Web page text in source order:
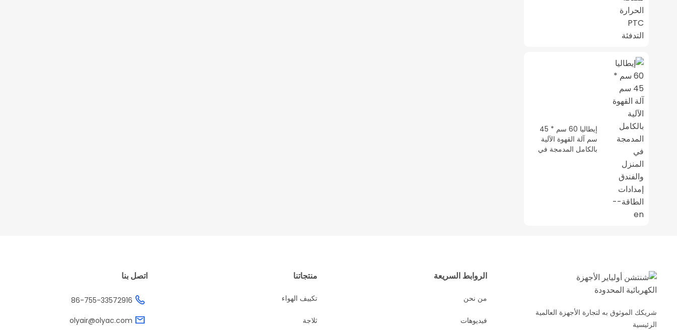
إيطاليا 60 سم * 45
سم آلة القهوة الآلية
بالكامل المدمجة في
شريكك الموثوق به لتجارة الأجهزة العالمية
الرئيسية
الروابط السريعة
من نحن
فيديوهات
منتجاتنا
تكييف الهواء
ثلاجة
اتصل بنا